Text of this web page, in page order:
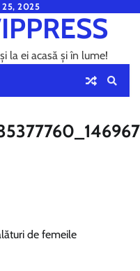
25, 2025
la ei acasă și în lume!
de femeile